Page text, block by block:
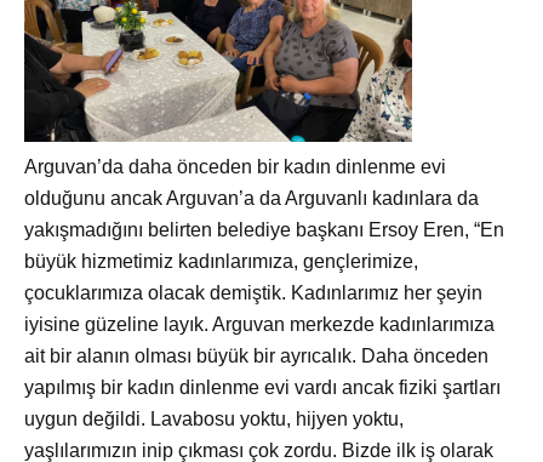
Arguvan’da daha önceden bir kadın dinlenme evi
olduğunu ancak Arguvan’a da Arguvanlı kadınlara da
yakışmadığını belirten belediye başkanı Ersoy Eren, “En
büyük hizmetimiz kadınlarımıza, gençlerimize,
çocuklarımıza olacak demiştik. Kadınlarımız her şeyin
iyisine güzeline layık. Arguvan merkezde kadınlarımıza
ait bir alanın olması büyük bir ayrıcalık. Daha önceden
yapılmış bir kadın dinlenme evi vardı ancak fiziki şartları
uygun değildi. Lavabosu yoktu, hijyen yoktu,
yaşlılarımızın inip çıkması çok zordu. Bizde ilk iş olarak